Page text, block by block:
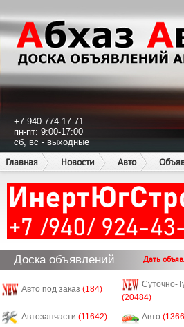
+7 940 774-17-71
пн-пт: 9:00-17:00
сб, вс - выходные
Главная
Новости Авто
Доска объявлений Дать
Авто под заказ (184)
Суточно-
(20484)
Автозапчасти (11642) Авто